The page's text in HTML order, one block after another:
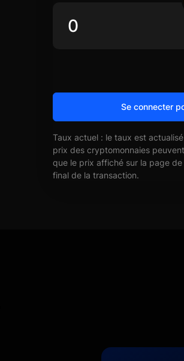
Se connecter
Taux actuel : le taux est
prix des cryptomonnaies
que le prix affiché sur la page
final de la transaction.